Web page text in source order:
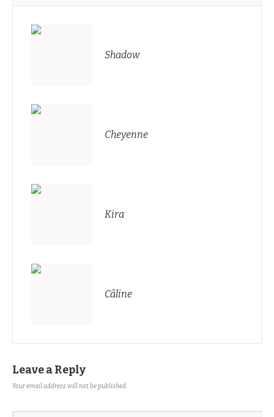
Shadow
Cheyenne
Kira
Câline
Leave a Reply
Your email address will not be published.